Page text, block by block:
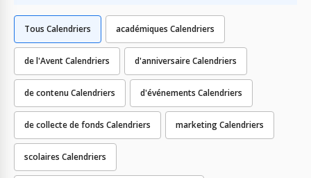
Tous Calendriers académiques Calendriers
de l'Avent Calendriers d'anniversaire Calendriers
de contenu Calendriers d'événements Calendriers
de collecte de fonds Calendriers marketing Calendriers
scolaires Calendriers